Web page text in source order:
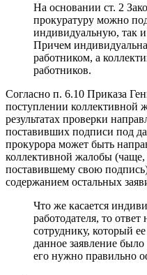
На основании ст. 2
прокуратуру можно
индивидуальную, так
Причем
работником, а
работников.
Согласно п. 6.10 Приказа
поступлении коллективной
результатах проверки
поставивших подписи под
прокурора может быть
коллективной жалобы (чаще,
поставившему свою
содержанием остальных
Что же касается
работодателя, то ответ
сотруднику, который
данное заявление
его нужно правильно